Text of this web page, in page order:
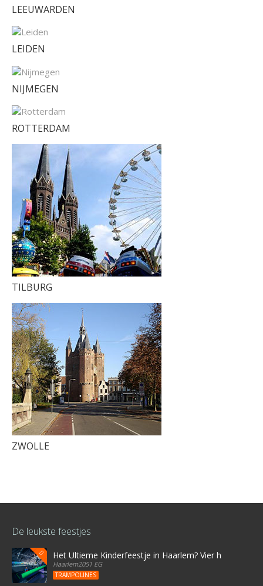
LEEUWARDEN
LEIDEN
NIJMEGEN
ROTTERDAM
TILBURG
ZWOLLE
De leukste feestjes
Het Ultieme Kinderfeestje in Haarlem? Vier het bij
Haarlem2051 EG
TRAMPOLINES